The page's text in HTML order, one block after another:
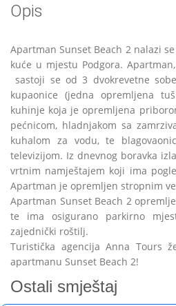
Opis
Apartman Sunset Beach 2 nalazi
kuće u mjestu Podgora.
sastoji se od 3 dvokrevetne
kupaonice (jedna opremljena
kuhinje koja je opremljena
pećnicom, hladnjakom sa
kuhalom za vodu, te
televizijom. Iz dnevnog boravka
vrtnim namještajem koji ima
Apartman je opremljen stropnim
Apartman Sunset Beach 2
te ima osigurano parkirno
zajednički roštilj.
Turistička agencija Anna Tours
apartmanu Sunset Beach 2!
Ostali smještaj